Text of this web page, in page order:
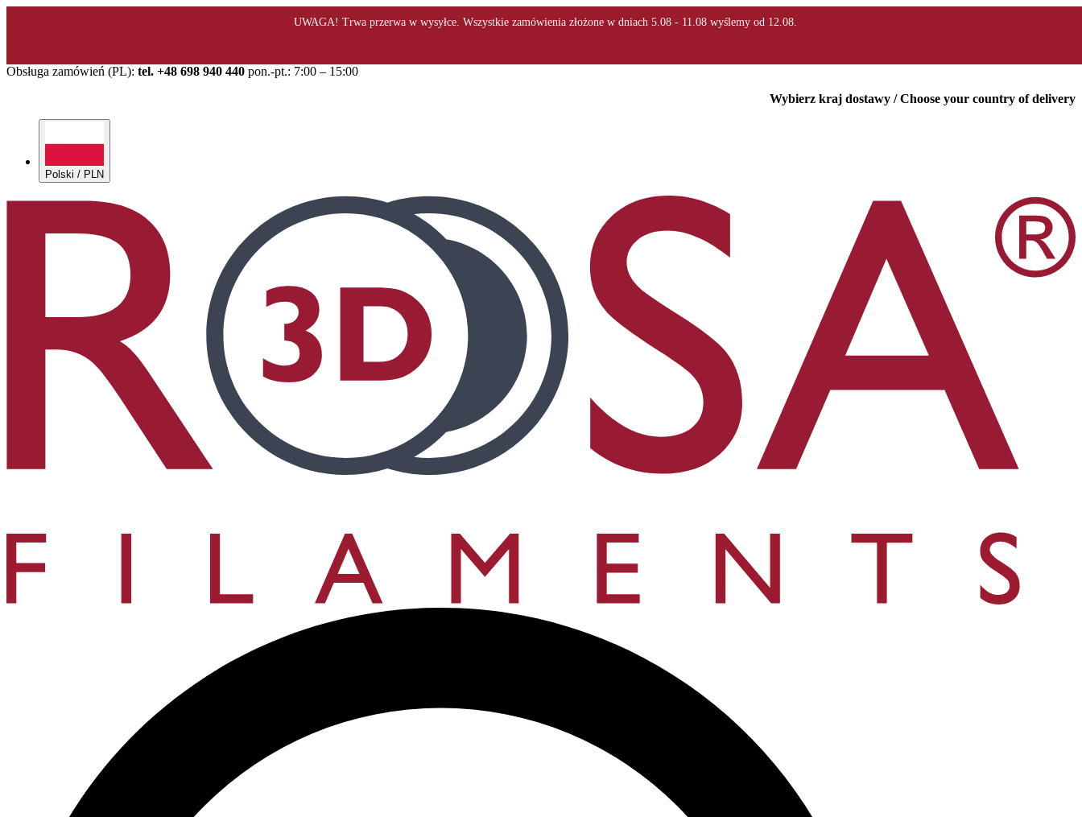
Obsługa zamówień (PL): tel. +48 698 940 440 pon.-pt.: 7:00 – 15:00
Wybierz kraj dostawy / Choose your country of delivery
Polski / PLN